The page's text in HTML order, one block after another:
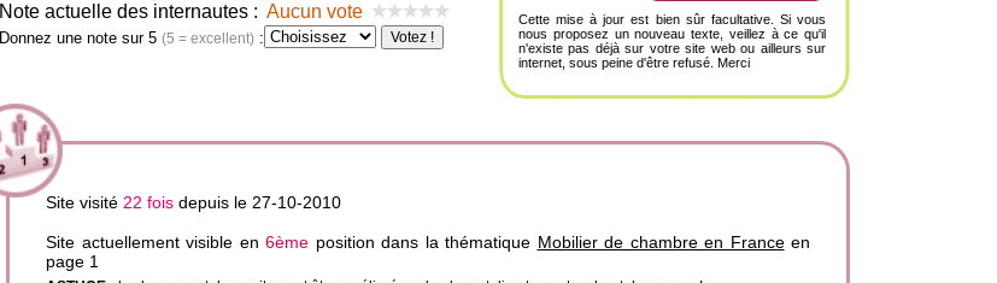
Note actuelle des internautes : Aucun vote
Donnez une note sur 5 (5 = excellent) :
Cette mise à jour est bien sûr facultative. Si vous
nous proposez un nouveau texte, veillez à ce qu'il
n'existe pas déjà sur votre site web ou ailleurs sur
internet, sous peine d'être refusé. Merci
Site visité 22 fois depuis le 27-10-2010
Site actuellement visible en 6ème position dans la thématique Mobilier de chambre en Franceen
page 1